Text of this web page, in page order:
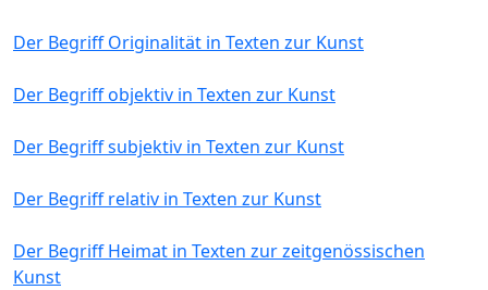
Der Begriff Originalität in Texten zur Kunst
Der Begriff objektiv in Texten zur Kunst
Der Begriff subjektiv in Texten zur Kunst
Der Begriff relativ in Texten zur Kunst
Der Begriff Heimat in Texten zur zeitgenössischen
Kunst